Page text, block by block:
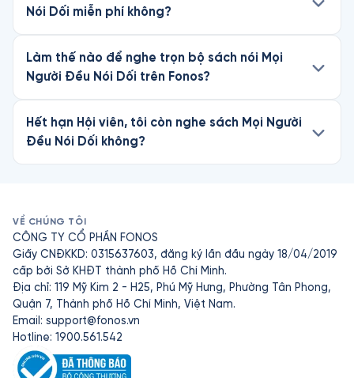
Nói Dối miễn phí không?
Làm thế nào để nghe trọn bộ sách nói Mọi
Người Đều Nói Dối trên Fonos?
Hết hạn Hội viên, tôi còn nghe sách Mọi Người
Đều Nói Dối không?
VỀ CHÚNG TÔI
CÔNG TY CỔ PHẦN FONOS
Giấy CNĐKKD: 0315637603, đăng ký lần đầu ngày 18/04/2019
cấp bởi Sở KHĐT thành phố Hồ Chí Minh.
Địa chỉ: 119 Mỹ Kim 2 - H25, Phú Mỹ Hưng, Phường Tân Phong,
Quận 7, Thành phố Hồ Chí Minh, Việt Nam.
Email: support@fonos.vn
Hotline: 1900.561.542